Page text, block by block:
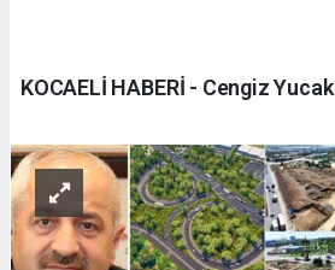
KOCAELİ HABERİ - Cengiz Yucak